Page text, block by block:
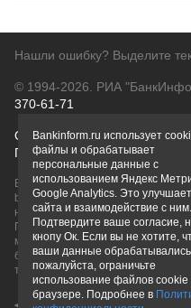
Нашли ошибку? Выделите
© 1994-2026. РИА
370-61-71
О проектеПолитика
Правовая информацияДля
Вся информация о продуктах
bankinform.ru, носит
не является публичной
ГК РФ. Информация не содержит
может быть изменена. Конечные
банков или при личном
товарные знаки принадлежит их
Bankinform.ru использует
файлы и обрабатывает
персональные данные с
использованием Яндекс
Google Analytics. Это
сайта и взаимодействие с ним.
Подтвердите ваше согласие,
кнопу Ок. Если вы не хотите,
ваши данные
пожалуйста, ограничьте
использование файлов cookie
браузере. Подробнее в